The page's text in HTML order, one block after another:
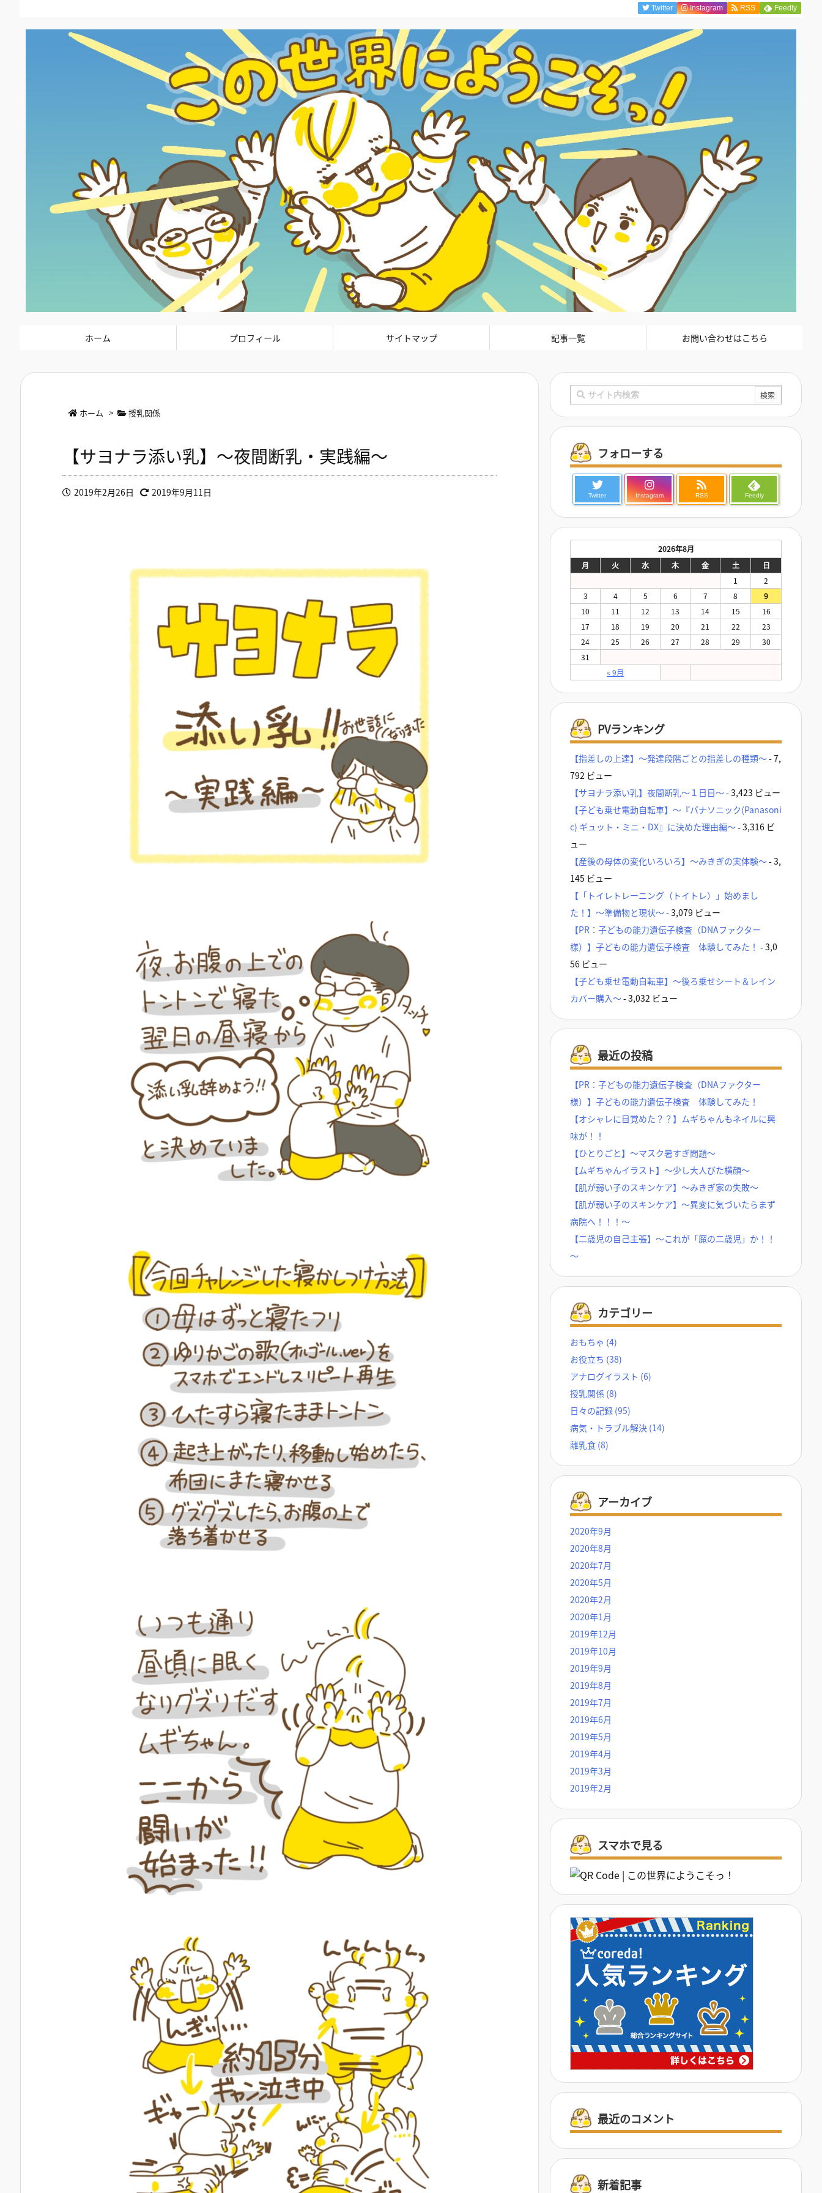
ホーム プロフィール サイトマップ 記事一覧 お問い合わせはこちら
Twitter Instagram RSS Feedly
ホーム > 授乳関係
【サヨナラ添い乳】～夜間断乳・実践編～
2019年2月26日 2019年9月11日
フォローする
Twitter Instagram RSS Feedly
2026年8月
月
火 水 木 金 土 日
« 9月
1
2
3
4 5 6 7 8
9
10
11 12 13 14 15
16
17
18 19 20 21 22
23
24
25 26 27 28 29
30
31
PVランキング
【指差しの上達】～発達段階ごとの指差しの種類～- 7,
792 ビュー
【サヨナラ添い乳】夜間断乳～１日目～- 3,423 ビュー
【子ども乗せ電動自転車】～『パナソニック(Panasoni
c) ギュット・ミニ・DX』に決めた理由編～- 3,316 ビ
ュー
【産後の母体の変化いろいろ】～みきぎの実体験～- 3,
145 ビュー
【「トイレトレーニング（トイトレ）」始めまし
た！】～準備物と現状～- 3,079 ビュー
【PR：子どもの能力遺伝子検査（DNAファクター
様）】子どもの能力遺伝子検査 体験してみた！ - 3,0
56 ビュー
【子ども乗せ電動自転車】～後ろ乗せシート＆レイン
カバー購入～- 3,032 ビュー
最近の投稿
【PR：子どもの能力遺伝子検査（DNAファクター
様）】子どもの能力遺伝子検査 体験してみた！
【オシャレに目覚めた？？】ムギちゃんもネイルに興
味が！！
【ひとりごと】～マスク暑すぎ問題～
【ムギちゃんイラスト】～少し大人びた横顔～
【肌が弱い子のスキンケア】～みきぎ家の失敗～
【肌が弱い子のスキンケア】～異変に気づいたらまず
病院へ！！！～
【二歳児の自己主張】～これが「魔の二歳児」か！！
～
カテゴリー
おもちゃ (4)
お役立ち (38)
アナログイラスト (6)
授乳関係 (8)
日々の記録 (95)
病気・トラブル解決 (14)
離乳食 (8)
アーカイブ
2020年9月
2020年8月
2020年7月
2020年5月
2020年2月
2020年1月
2019年12月
2019年10月
2019年9月
2019年8月
2019年7月
2019年6月
2019年5月
2019年4月
2019年3月
2019年2月
スマホで見る
最近のコメント
新着記事